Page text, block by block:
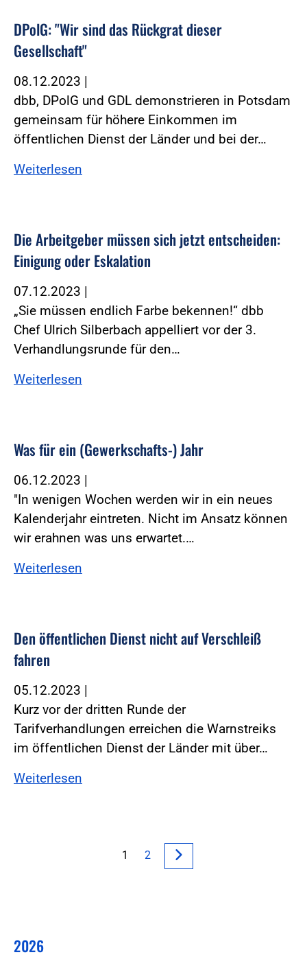
DPolG: "Wir sind das Rückgrat dieser
Gesellschaft"
08.12.2023 |
dbb, DPolG und GDL demonstrieren in Potsdam
gemeinsam für höhere Einkommen im
öffentlichen Dienst der Länder und bei der…
Weiterlesen
Die Arbeitgeber müssen sich jetzt entscheiden:
Einigung oder Eskalation
07.12.2023 |
„Sie müssen endlich Farbe bekennen!“ dbb
Chef Ulrich Silberbach appelliert vor der 3.
Verhandlungsrunde für den…
Weiterlesen
Was für ein (Gewerkschafts-) Jahr
06.12.2023 |
"In wenigen Wochen werden wir in ein neues
Kalenderjahr eintreten. Nicht im Ansatz können
wir erahnen was uns erwartet.…
Weiterlesen
Den öffentlichen Dienst nicht auf Verschleiß
fahren
05.12.2023 |
Kurz vor der dritten Runde der
Tarifverhandlungen erreichen die Warnstreiks
im öffentlichen Dienst der Länder mit über…
Weiterlesen
1 2
2026